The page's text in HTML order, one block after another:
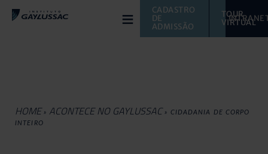
≡
CADASTRO
DE
ADMISSÃO
TOUR
VIRTUAL
HOME » ACONTECE NO GAYLUSSAC » CIDADANIA DE CORPO
INTEIRO